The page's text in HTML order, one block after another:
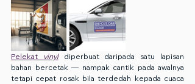
Pelekat vinyl diperbuat daripada satu lapisan
bahan bercetak — nampak cantik pada awalnya
tetapi cepat rosak bila terdedah kepada cuaca